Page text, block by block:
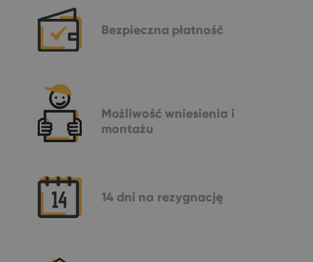
Bezpieczna płatność
Możliwość wniesienia i
montażu
14 dni na rezygnację